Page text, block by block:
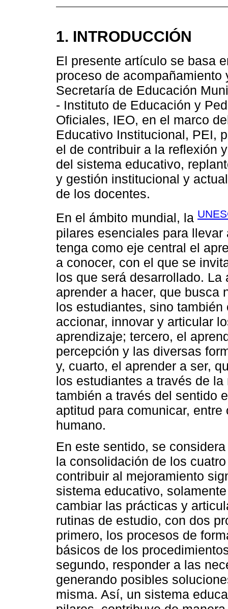
1. INTRODUCCIÓN
El presente artículo se basa
proceso de
Secretaría de Educación
- Instituto de Educación y
Oficiales, IEO, en el marco
Educativo Institucional, PEI,
el de contribuir a la reflexión
del sistema educativo,
y gestión institucional y
de los docentes.
En el ámbito mundial, la
pilares esenciales para
tenga como eje central el
a conocer, con el que se
los que será desarrollado.
aprender a hacer, que busca
los estudiantes, sino
accionar, innovar y articular
aprendizaje; tercero, el
percepción y las diversas
y, cuarto, el aprender a ser,
los estudiantes a través de
también a través del sentido
aptitud para comunicar,
humano.
En este sentido, se
la consolidación de los
contribuir al mejoramiento
sistema educativo,
cambiar las prácticas y
rutinas de estudio, con dos
primero, los procesos de
básicos de los
segundo, responder a las
generando posibles
misma. Así, un sistema